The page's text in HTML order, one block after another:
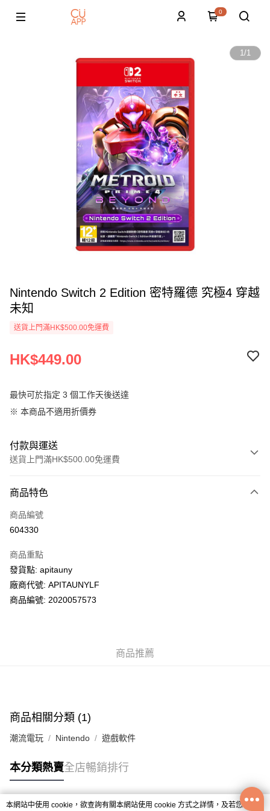
0
1/1
Nintendo Switch 2 Edition 密特羅德 究極4 穿越
未知
送貨上門滿HK$500.00免運費
HK$449.00
最快可於指定 3 個工作天後送達
※ 本商品不適用折價券
付款與運送
送貨上門滿HK$500.00免運費
信用卡
AlipayHK
WeChat Pay
送貨方式
每筆HK$50.00，滿HK$200.00或以上免運費
UNY 門市自取
商品特色
商品編號
604330
商品重點
發貨點: apitauny
廠商代號: APITAUNYLF
商品編號: 2020057573
商品推薦
商品相關分類 (1)
潮流電玩 Nintendo 遊戲軟件
本分類熱賣全店暢銷排行
本網站中使用 cookie，欲查詢有關本網站使用 cookie 方式之詳情，及若您不希